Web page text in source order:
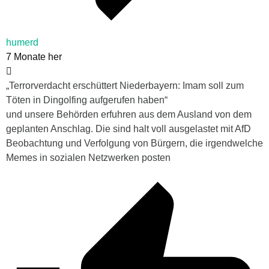
humerd
7 Monate her
„Terrorverdacht erschüttert Niederbayern: Imam soll zum
Töten in Dingolfing aufgerufen haben“
und unsere Behörden erfuhren aus dem Ausland von dem
geplanten Anschlag. Die sind halt voll ausgelastet mit AfD
Beobachtung und Verfolgung von Bürgern, die irgendwelche
Memes in sozialen Netzwerken posten